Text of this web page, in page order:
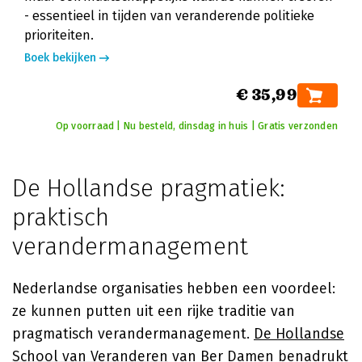
- essentieel in tijden van veranderende politieke
prioriteiten.
Boek bekijken
€ 35,99
Op voorraad | Nu besteld, dinsdag in huis | Gratis verzonden
De Hollandse pragmatiek:
praktisch
verandermanagement
Nederlandse organisaties hebben een voordeel:
ze kunnen putten uit een rijke traditie van
pragmatisch verandermanagement. De Hollandse
School van Veranderen van Ber Damen benadrukt